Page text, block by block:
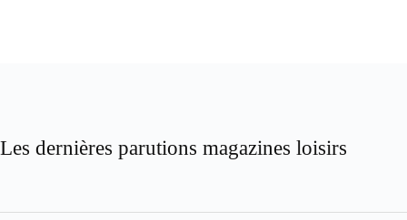
Les dernières parutions magazines loisirs